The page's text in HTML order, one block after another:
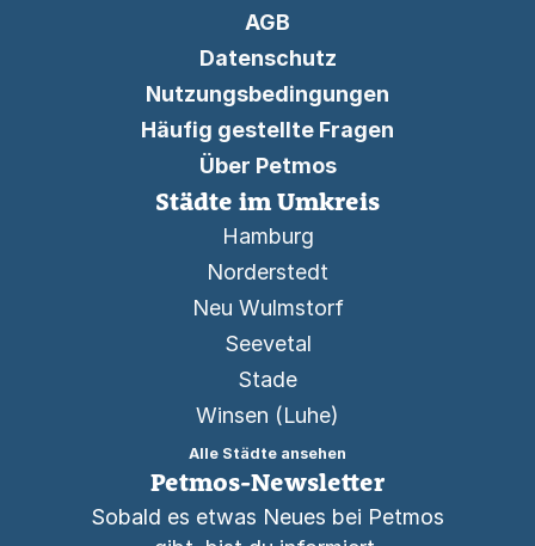
AGB
Datenschutz
Nutzungsbedingungen
Häufig gestellte Fragen
Über Petmos
Städte im Umkreis
Hamburg
Norderstedt
Neu Wulmstorf
Seevetal
Stade
Winsen (Luhe)
Alle Städte ansehen
Petmos-Newsletter
Sobald es etwas Neues bei Petmos